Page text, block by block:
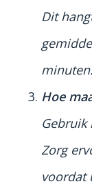
Dit
minuten.
Hoe
Gebruik
Zorg
voordat